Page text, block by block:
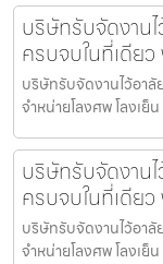
บริษัทรับจัดงาน
ครบจบในที่เดีย
บริษัทรับจัดงานไว้อา
จำหน่ายโลงศพ โลงเ
บริษัทรับจัดงาน
ครบจบในที่เดีย
บริษัทรับจัดงานไว้อา
จำหน่ายโลงศพ โลงเ